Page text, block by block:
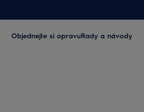
Objednejte si opravuRady a návody